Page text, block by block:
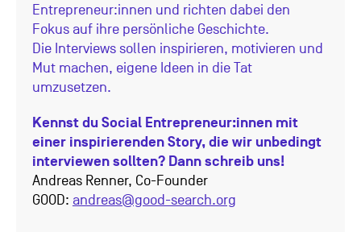
Entrepreneur:innen und richten dabei den
Fokus auf ihre persönliche Geschichte.
Die Interviews sollen inspirieren, motivieren und
Mut machen, eigene Ideen in die Tat
umzusetzen.
Kennst du Social Entrepreneur:innen mit
einer inspirierenden Story, die wir unbedingt
interviewen sollten? Dann schreib uns!
Andreas Renner, Co-Founder
GOOD: andreas@good-search.org